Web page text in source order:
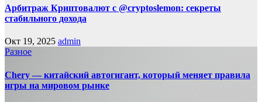
Арбитраж Криптовалют с @cryptoslemon: секреты
стабильного дохода
Окт 19, 2025 admin
Разное
Chery — китайский автогигант, который меняет правила
игры на мировом рынке